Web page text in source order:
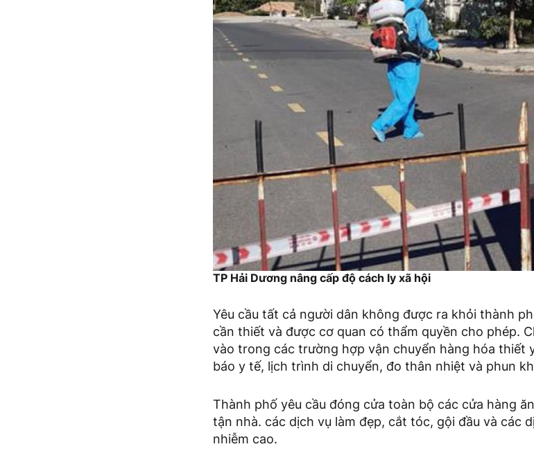
TP Hải Dương nâng cấp độ cách ly xã hội
Yêu cầu tất cả người dân không được ra khỏi thành
cần thiết và được cơ quan có thẩm quyền cho phép.
vào trong các trường hợp vận chuyển hàng hóa thiết
báo y tế, lịch trình di chuyển, đo thân nhiệt và phun
Thành phố yêu cầu đóng cửa toàn bộ các cửa hàng
tận nhà. các dịch vụ làm đẹp, cắt tóc, gội đầu và các
nhiễm cao.